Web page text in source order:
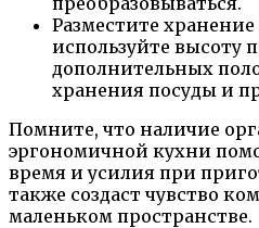
Разместите
используйте высоту
дополнительных
хранения посуды и
Помните, что наличие
эргономичной кухни
время и усилия при
также создаст чувство
маленьком пространстве.